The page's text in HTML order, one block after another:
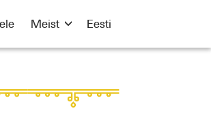
Meist Eesti